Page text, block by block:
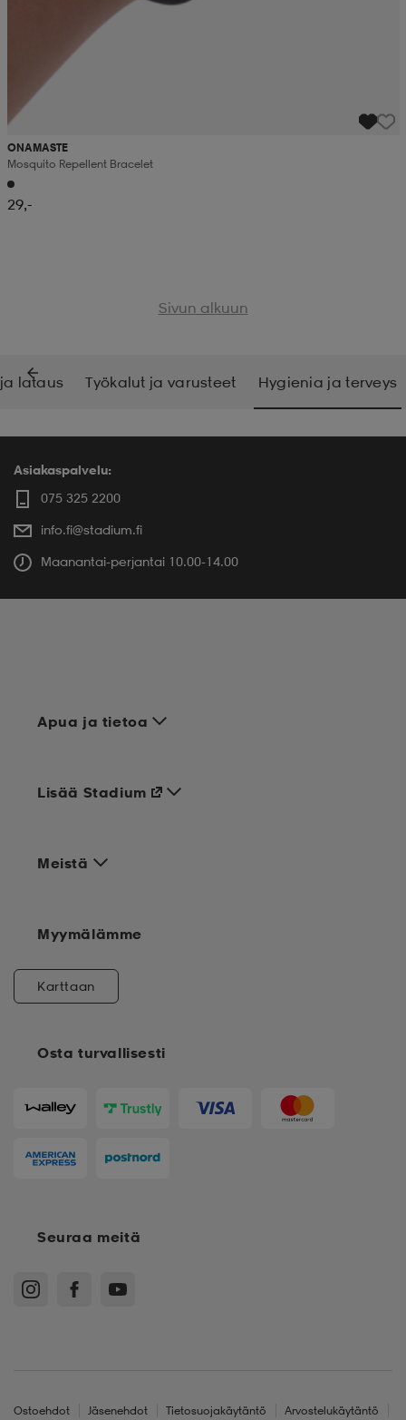
ONAMASTE
Mosquito Repellent Bracelet
29,-
Sivun alkuun
lataus Työkalut ja varusteet Hygienia ja terveys
Asiakaspalvelu:
075 325 2200
info.fi@stadium.fi
Maanantai-perjantai 10.00-14.00
Apua ja tietoa
Meistä
Osta turvallisesti
Lisää Stadium
Myymälämme
Karttaan
Seuraa meitä
Ostoehdot Jäsenehdot Tietosuojakäytäntö Arvostelukäytäntö